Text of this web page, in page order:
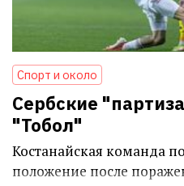
Спорт и около
Сербские
"Тобол"
Костанайская команда
положение после